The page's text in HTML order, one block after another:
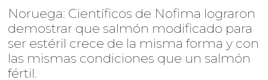
Noruega: Científicos de Nofima lograron
demostrar que salmón modificado para
ser estéril crece de la misma forma y con
las mismas condiciones que un salmón
fértil.